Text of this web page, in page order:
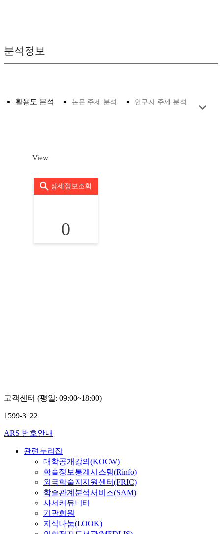
분석정보
활용도 분석 논문 주제 분석 연구자 주제 분석
View
상세정보조회
0
고객센터 (평일: 09:00~18:00)
1599-3122
ARS 번호안내
관련누리집
대학공개강의(KOCW)
학술정보통계시스템(Rinfo)
외국학술지지원센터(FRIC)
학술관계분석서비스(SAM)
사서커뮤니티
기관회원
지식나눔(LOOK)